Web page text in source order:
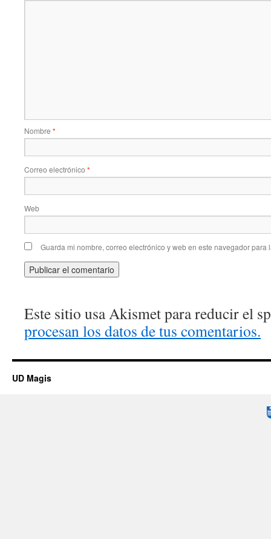
Nombre *
Correo electrónico *
Web
Guarda mi nombre, correo electrónico y web en este navegador para
Este sitio usa Akismet para reducir el
procesan los datos de tus comentarios.
UD Magis